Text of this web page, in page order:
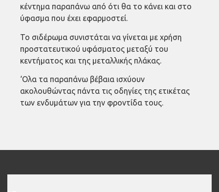
κέντημα παραπάνω από ότι θα το κάνει και στο
ύφασμα που έχει εφαρμοστεί.
Το σιδέρωμα συνιστάται να γίνεται με χρήση
προστατευτικού υφάσματος μεταξύ του
κεντήματος και της μεταλλικής πλάκας.
‘Ολα τα παραπάνω βέβαια ισχύουν
ακολουθώντας πάντα τις οδηγίες της ετικέτας
των ενδυμάτων για την φροντίδα τους.